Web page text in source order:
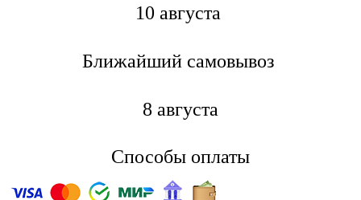
10 августа
Ближайший самовывоз
8 августа
Способы оплаты